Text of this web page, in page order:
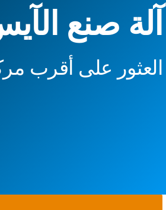
آلة صنع
العثور على أقرب